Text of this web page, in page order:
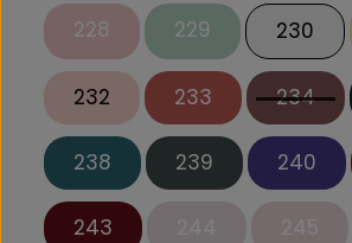
228 229 230
232 233 234
238 239 240
243